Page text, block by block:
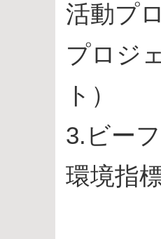
活動プ
プロジ
ト）
3.ビー
環境指